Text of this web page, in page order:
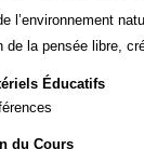
l’environnement
de la pensée libre,
Éducatifs
du Cours